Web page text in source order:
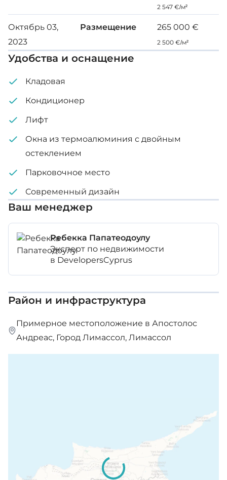
Возможность установки кондиционера
Внутренняя площадь: 85 м²
Крытая веранда: 21 м²
Цена: €270,000 + НДС - €330,000 + НДС
2 547 €/м²
Октябрь 03,
2023
Размещение 265 000 €
2 500 €/м²
Удобства и оснащение
Кладовая
Кондиционер
Лифт
Окна из термоалюминия с двойным
остеклением
Парковочное место
Современный дизайн
Ваш менеджер
Ребекка Папатеодоулу
Эксперт по недвижимости
в DevelopersCyprus
Район и инфраструктура
Примерное местоположение в Апостолос
Андреас, Город Лимассол, Лимассол